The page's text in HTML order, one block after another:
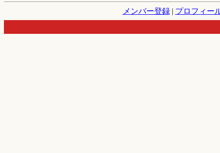
メンバー登録| プロフィー